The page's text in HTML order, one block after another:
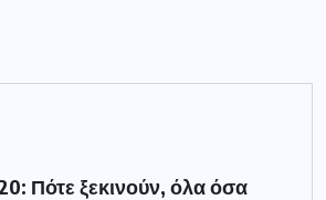
Πότε ξεκινούν, όλα όσα